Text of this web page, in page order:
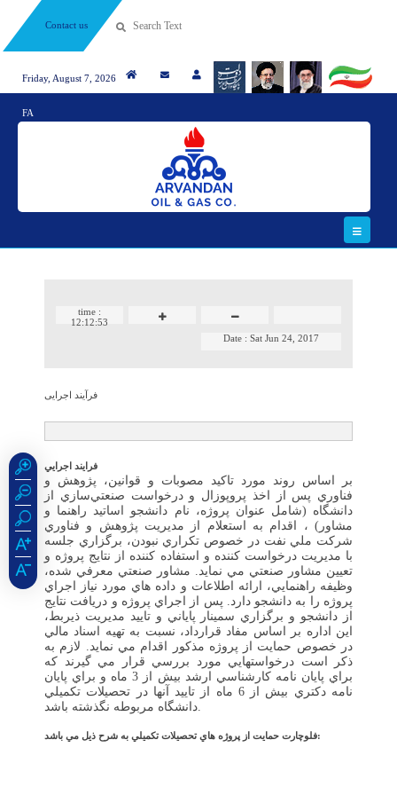
Contact us
Friday, August 7, 2026
FA
time :
12:12:53
Date :Sat Jun 24, 2017
فرآیند اجرایی
فرايند اجرايي
بر اساس روند مورد تاكيد مصوبات و قوانين، پژوهش و
فناوري پس از اخذ پروپوزال و درخواست صنعتي‌سازي از
دانشگاه (شامل عنوان پروژه، نام دانشجو اساتيد راهنما و
مشاور) ، اقدام به استعلام از مديريت پژوهش و فناوري
شركت ملي نفت در خصوص تكراري نبودن، برگزاري جلسه
با مديريت درخواست كننده و استفاده كننده از نتايج پروژه و
تعيين مشاور صنعتي مي نمايد. مشاور صنعتي معرفي شده،
وظيفه راهنمايي، ارائه اطلاعات و داده هاي مورد نياز اجراي
پروژه را به دانشجو دارد. پس از اجراي پروژه و دريافت نتايج
از دانشجو و برگزاري سمينار پاياني و تاييد مديريت ذيربط،
اين اداره بر اساس مفاد قرارداد، نسبت به تهيه اسناد مالي
در خصوص حمايت از پروژه مذكور اقدام مي نمايد. لازم به
ذكر است درخواستهايي مورد بررسي قرار مي گيرند كه
براي پايان نامه كارشناسي ارشد بيش از 3 ماه و براي پايان
نامه دكتري بيش از 6 ماه از تاييد آنها در تحصيلات تكميلي
دانشگاه مربوطه نگذشته باشد.
فلوچارت حمايت از پروژه هاي تحصيلات تكميلي به شرح ذيل مي باشد: